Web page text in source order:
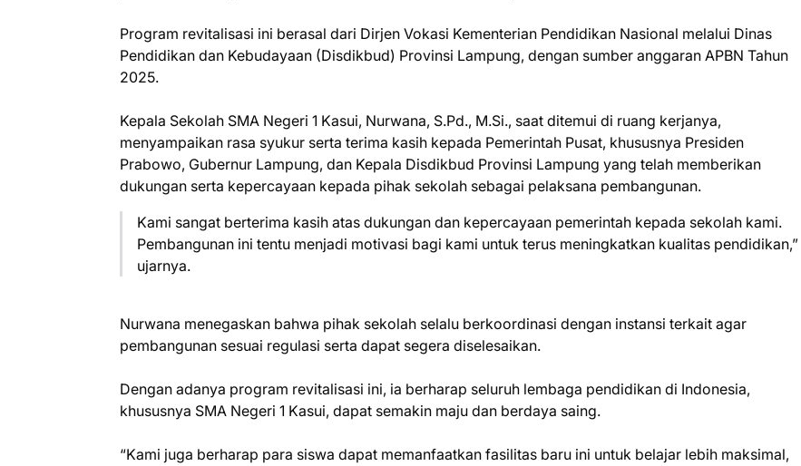
Program revitalisasi ini berasal dari Dirjen Vokasi Kementerian Pendidikan Nasional melalui Dinas
Pendidikan dan Kebudayaan (Disdikbud) Provinsi Lampung, dengan sumber anggaran APBN Tahun
2025.
Kepala Sekolah SMA Negeri 1 Kasui, Nurwana, S.Pd., M.Si., saat ditemui di ruang kerjanya,
menyampaikan rasa syukur serta terima kasih kepada Pemerintah Pusat, khususnya Presiden
Prabowo, Gubernur Lampung, dan Kepala Disdikbud Provinsi Lampung yang telah memberikan
dukungan serta kepercayaan kepada pihak sekolah sebagai pelaksana pembangunan.
Kami sangat berterima kasih atas dukungan dan kepercayaan pemerintah kepada sekolah kami.
Pembangunan ini tentu menjadi motivasi bagi kami untuk terus meningkatkan kualitas pendidikan,”
ujarnya.
Nurwana menegaskan bahwa pihak sekolah selalu berkoordinasi dengan instansi terkait agar
pembangunan sesuai regulasi serta dapat segera diselesaikan.
Dengan adanya program revitalisasi ini, ia berharap seluruh lembaga pendidikan di Indonesia,
khususnya SMA Negeri 1 Kasui, dapat semakin maju dan berdaya saing.
“Kami juga berharap para siswa dapat memanfaatkan fasilitas baru ini untuk belajar lebih maksimal,